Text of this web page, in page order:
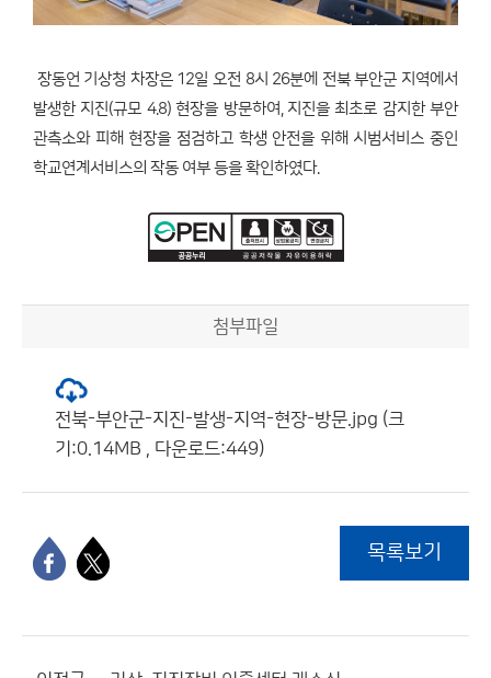
장동언 기상청 차장은 12일 오전 8시 26분에 전북 부안군 지역에서
발생한 지진(규모 4.8) 현장을 방문하여, 지진을 최초로 감지한 부안
관측소와 피해 현장을 점검하고 학생 안전을 위해 시범서비스 중인
학교연계서비스의 작동 여부 등을 확인하였다.
첨부파일
전북-부안군-지진-발생-지역-현장-방문.jpg (크
기:0.14MB , 다운로드:449)
목록보기